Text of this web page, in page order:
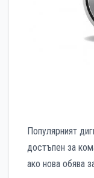
Популярният
достъпен за
ако нова обява